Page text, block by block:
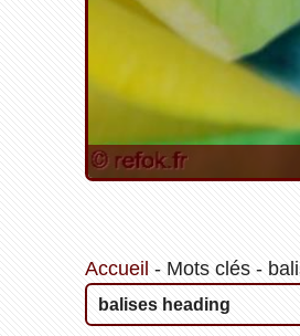
Accueil - Mots clés-
balises heading